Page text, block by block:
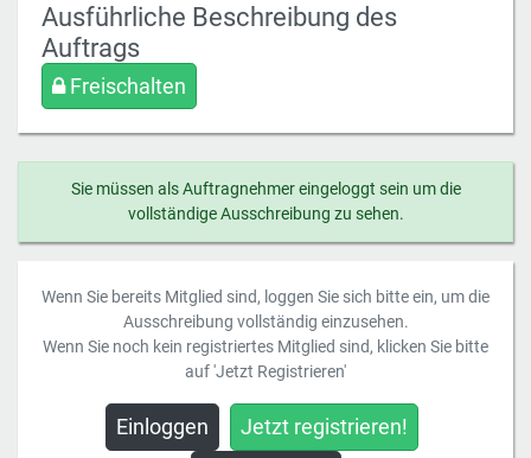
Ausführliche Beschreibung des
Auftrags
Freischalten
Sie müssen als Auftragnehmer eingeloggt sein um die
vollständige Ausschreibung zu sehen.
Wenn Sie bereits Mitglied sind, loggen Sie sich bitte ein, um die
Ausschreibung vollständig einzusehen.
Wenn Sie noch kein registriertes Mitglied sind, klicken Sie bitte
auf 'Jetzt Registrieren'
Einloggen
Jetzt registrieren!